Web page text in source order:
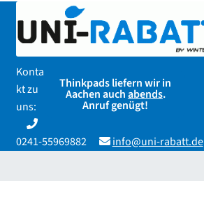
Navigation
springen
Inhalt
springen
Thinkpads liefern wir in
Aachen auchabends.
Anruf genügt!
Konta
kt zu
uns:
0241-55969882 info@uni-rabatt.de